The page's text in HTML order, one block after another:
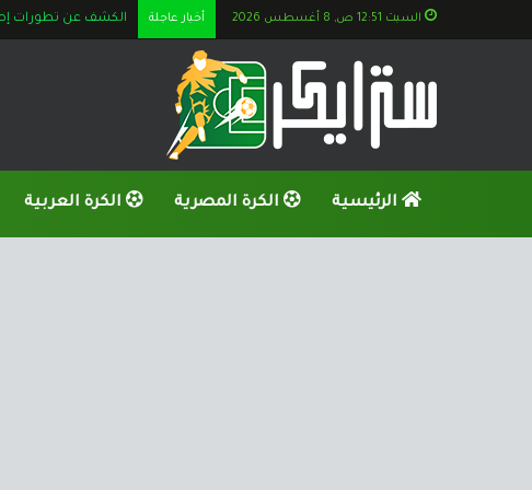
السبت 12:51 ص, 8 أغسطس 2026 أخبار عاجلة الكشف عن تطورات
الرئيسية الكرة المصرية الكرة العربية